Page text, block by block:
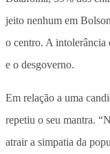
jeito nenhum em
o centro. A intolerância
e o desgoverno.
Em relação a uma
repetiu o seu mantra.
atrair a simpatia da